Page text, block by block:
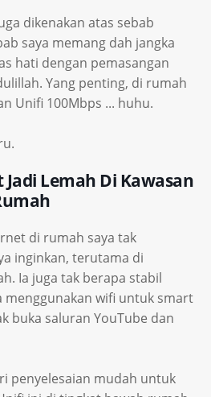
dikenakan atas sebab
saya memang dah jangka
hati dengan pemasangan
Yang penting, di rumah
Unifi 100Mbps ... huhu.
Lemah Di Kawasan
di rumah saya tak
inginkan, terutama di
Ia juga tak berapa stabil
menggunakan wifi untuk smart
buka saluran YouTube dan
penyelesaian mudah untuk